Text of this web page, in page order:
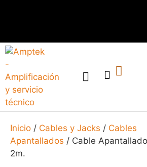
Inicio / Cables y Jacks / Cables
Apantallados / Cable
2m.